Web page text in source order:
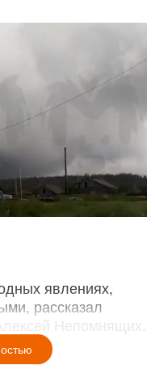
явлениях,
рассказал
Непомнящих.